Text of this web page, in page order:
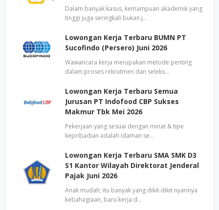
Dalam banyak kasus, kemampuan akademik yang
tinggi juga seringkali bukan j…
Lowongan Kerja Terbaru BUMN PT
Sucofindo (Persero) Juni 2026
Wawancara kerja merupakan metode penting
dalam proses rekrutmen dan seleks…
Lowongan Kerja Terbaru Semua
Jurusan PT Indofood CBP Sukses
Makmur Tbk Mei 2026
Pekerjaan yang sesuai dengan minat & tipe
kepribadian adalah idaman se…
Lowongan Kerja Terbaru SMA SMK D3
S1 Kantor Wilayah Direktorat Jenderal
Pajak Juni 2026
Anak mudah; itu banyak yang dikit-dikit nyarinya
kebahagiaan, baru kerja d…